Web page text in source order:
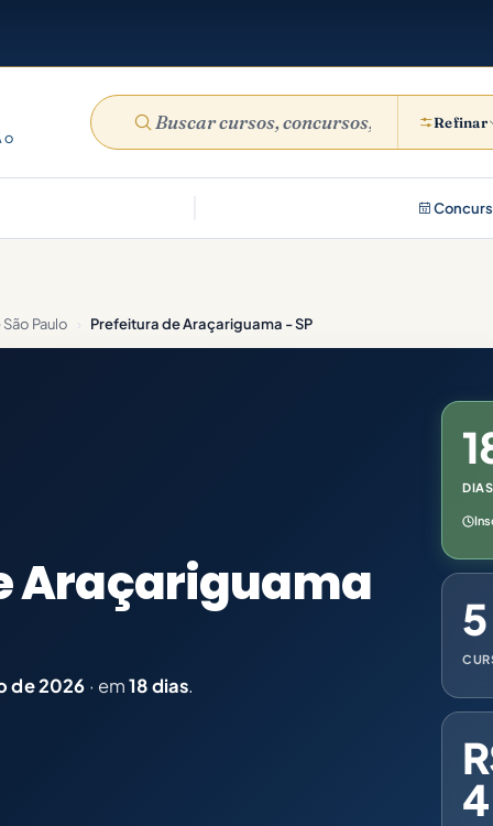
Refinar
Paulo › Prefeitura de Araçariguama - SP
Araçariguama
de 2026 · em18 dias.
5